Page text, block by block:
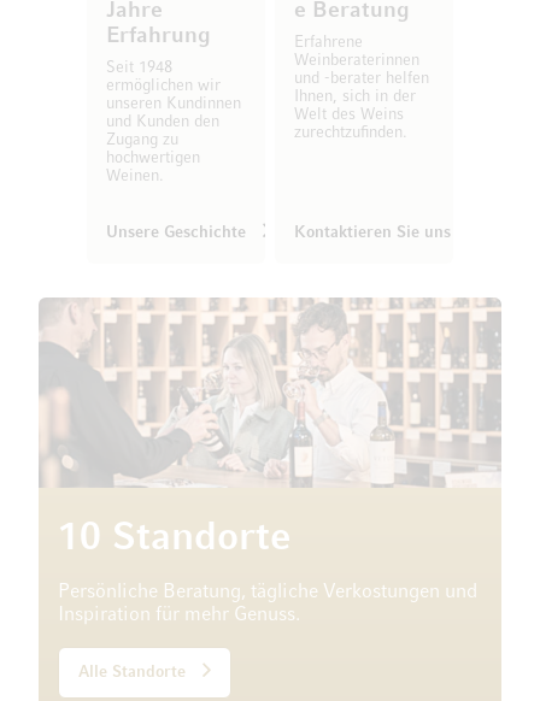
Jahre
Erfahrung
Seit 1948
ermöglichen wir
unseren Kundinnen
und Kunden den
Zugang zu
hochwertigen
Weinen.
Unsere Geschichte
e Beratung
Erfahrene
Weinberaterinnen
und -berater helfen
Ihnen, sich in der
Welt des Weins
zurechtzufinden.
Kontaktieren Sie uns
10 Standorte
Persönliche Beratung, tägliche Verkostungen und
Inspiration für mehr Genuss.
Alle Standorte